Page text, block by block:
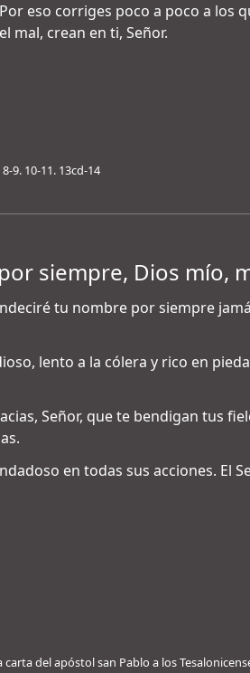
eso corriges poco a poco a los
mal, crean en ti, Señor.
9. 10-11. 13cd-14
siempre, Dios mío,
tu nombre por siempre
lento a la cólera y rico en
Señor, que te bendigan tus
en todas sus acciones. El
del apóstol san Pablo a los